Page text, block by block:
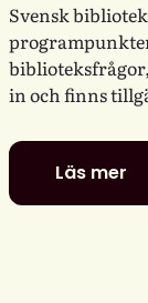
Svensk
in och finns
Läs mer
Se
Svensk